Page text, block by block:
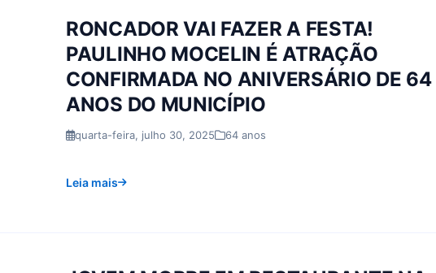
RONCADOR VAI FAZER A FESTA!
PAULINHO MOCELIN É ATRAÇÃO
CONFIRMADA NO ANIVERSÁRIO DE 64
ANOS DO MUNICÍPIO
quarta-feira, julho 30, 2025 64 anos
Leia mais